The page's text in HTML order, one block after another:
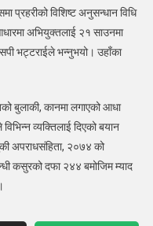
प्रहरीको विशिष्ट अनुसन्धान विधि
अभियुक्तलाई २१ साउनमा
भट्टराईले भन्नुभयो। उहाँका
बुलाकी, कानमा लगाएको आधा
व्यक्तिलाई दिएको बयान
अपराधसंहिता, २०७४ को
कसुरको दफा २४४ बमोजिम म्याद